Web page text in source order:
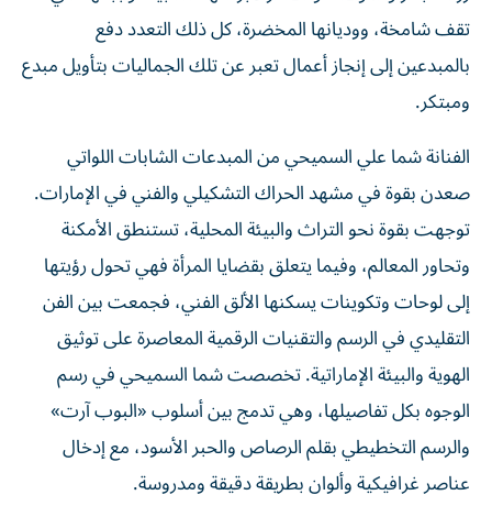
تقف شامخة، ووديانها المخضرة، كل ذلك التعدد دفع
بالمبدعين إلى إنجاز أعمال تعبر عن تلك الجماليات بتأويل مبدع
ومبتكر.
الفنانة شما علي السميحي من المبدعات الشابات اللواتي
صعدن بقوة في مشهد الحراك التشكيلي والفني في الإمارات.
توجهت بقوة نحو التراث والبيئة المحلية، تستنطق الأمكنة
وتحاور المعالم، وفيما يتعلق بقضايا المرأة فهي تحول رؤيتها
إلى لوحات وتكوينات يسكنها الألق الفني، فجمعت بين الفن
التقليدي في الرسم والتقنيات الرقمية المعاصرة على توثيق
الهوية والبيئة الإماراتية. تخصصت شما السميحي في رسم
الوجوه بكل تفاصيلها، وهي تدمج بين أسلوب «البوب آرت»
والرسم التخطيطي بقلم الرصاص والحبر الأسود، مع إدخال
عناصر غرافيكية وألوان بطريقة دقيقة ومدروسة.